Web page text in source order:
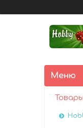
Товары